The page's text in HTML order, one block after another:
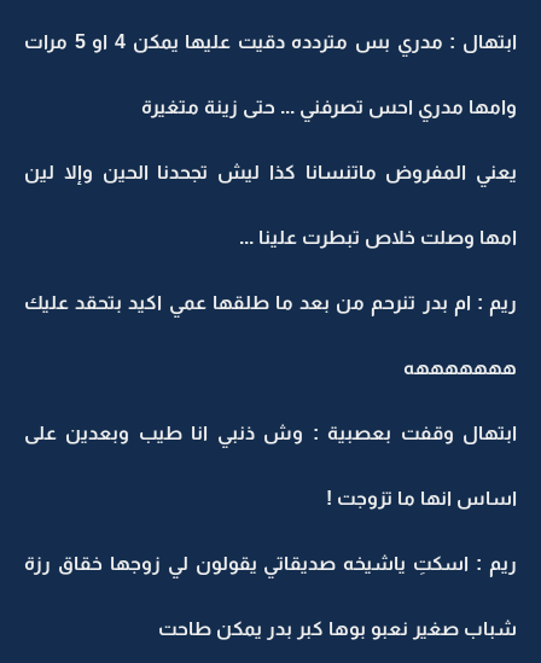
ابتهال : مدري بس متردده دقيت عليها يمكن 4 او 5 مرات
وامها مدري احس تصرفني ... حتى زينة متغيرة
يعني المفروض ماتنسانا كذا ليش تجحدنا الحين وإلا لين
امها وصلت خلاص تبطرت علينا ...
ريم : ام بدر تنرحم من بعد ما طلقها عمي اكيد بتحقد عليك
هههههههه
ابتهال وقفت بعصبية : وش ذنبي انا طيب وبعدين على
اساس انها ما تزوجت !
ريم : اسكتِ ياشيخه صديقاتي يقولون لي زوجها خقاق رزة
شباب صغير نعبو بوها كبر بدر يمكن طاحت